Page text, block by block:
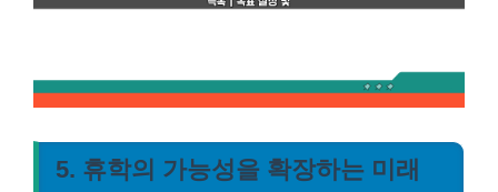
5. 휴학의 가능성을 확장하는 미래